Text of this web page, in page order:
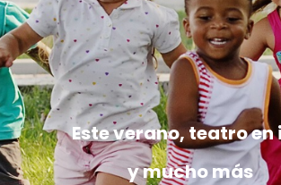
Este verano, teatro en
y mucho más